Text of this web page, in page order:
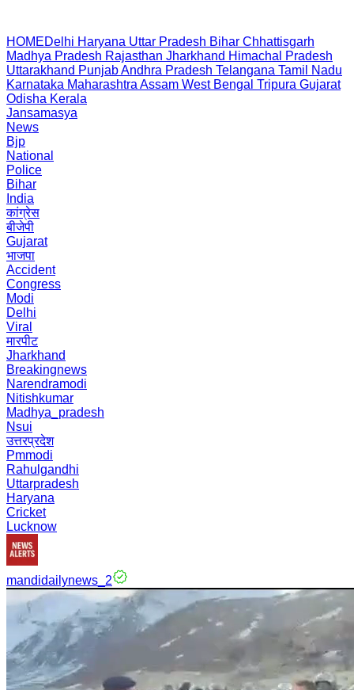
HOMEDelhi Haryana Uttar Pradesh Bihar Chhattisgarh
Madhya Pradesh Rajasthan Jharkhand Himachal Pradesh
Uttarakhand PunjabAndhra Pradesh Telangana Tamil Nadu
Karnataka Maharashtra Assam West Bengal Tripura Gujarat
Odisha Kerala
Jansamasya
News
Bjp
National
Police
Bihar
India
कांग्रेस
बीजेपी
Gujarat
भाजपा
Accident
Congress
Modi
Delhi
Viral
मारपीट
Jharkhand
Breakingnews
Narendramodi
Nitishkumar
Madhya_pradesh
Nsui
उत्तरप्रदेश
Pmmodi
Rahulgandhi
Uttarpradesh
Haryana
Cricket
Lucknow
mandidailynews_2